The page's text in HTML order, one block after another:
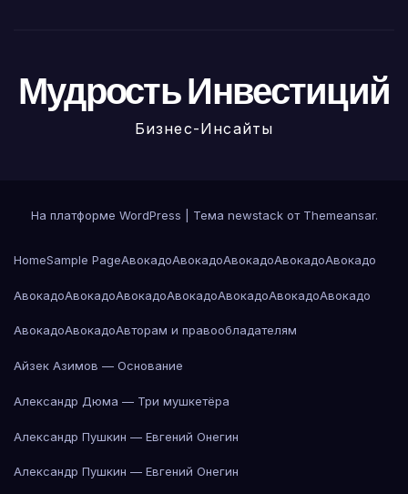
Мудрость Инвестиций
Бизнес-Инсайты
На платформе WordPress Тема newstack от Themeansar.
HomeSample PageАвокадоАвокадоАвокадоАвокадоАвокадо
АвокадоАвокадоАвокадоАвокадоАвокадоАвокадоАвокадо
АвокадоАвокадоАвторам и правообладателям
Айзек Азимов — Основание
Александр Дюма — Три мушкетёра
Александр Пушкин — Евгений Онегин
Александр Пушкин — Евгений Онегин